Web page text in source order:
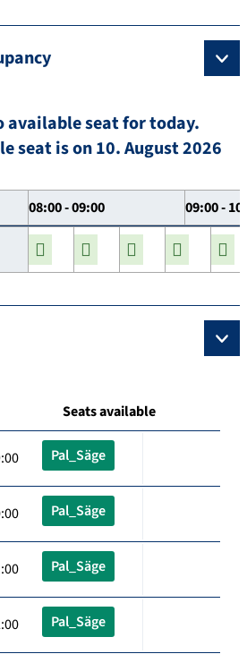
available seat for today.
seat is on 10. August 2026
08:00 - 09:00 09:00 -
Seats available
Pal_Säge
Pal_Säge
Pal_Säge
Pal_Säge